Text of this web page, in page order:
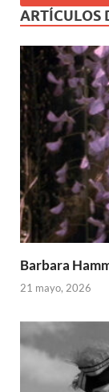
ARTÍCULOS
Barbara
21 mayo, 2026